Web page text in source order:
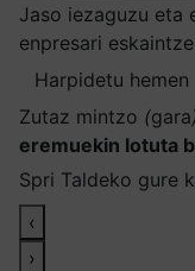
Jaso iezaguzu eta
enpresari
Harpidetu hemen
Zutaz mintzo (gara)
eremuekin lotuta
Spri Taldeko gure
‹
›